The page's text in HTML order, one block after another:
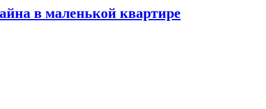
в маленькой квартире